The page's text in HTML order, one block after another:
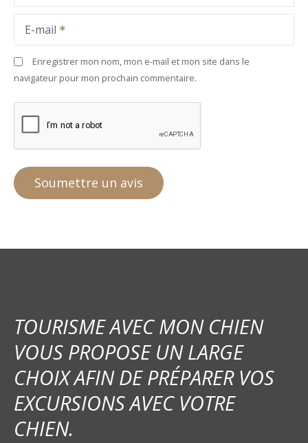
E-mail
Enregistrer mon nom, mon e-mail et mon site dans le
navigateur pour mon prochain commentaire.
TOURISME AVEC MON CHIEN
VOUS PROPOSE UN LARGE
CHOIX AFIN DE PRÉPARER VOS
EXCURSIONS AVEC VOTRE
CHIEN.